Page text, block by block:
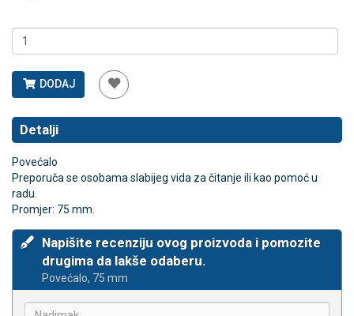
DODAJ
Detalji
Povećalo
Preporuča se osobama slabijeg vida za čitanje ili kao pomoć u
radu.
Promjer: 75 mm.
Napišite recenziju ovog proizvoda i pomozite
drugima da lakše odaberu.
Povećalo, 75 mm